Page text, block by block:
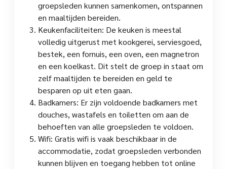
groepsleden kunnen samenkomen, ontspannen
en maaltijden bereiden.
Keukenfaciliteiten: De keuken is meestal
volledig uitgerust met kookgerei, serviesgoed,
bestek, een fornuis, een oven, een magnetron
en een koelkast. Dit stelt de groep in staat om
zelf maaltijden te bereiden en geld te
besparen op uit eten gaan.
Badkamers: Er zijn voldoende badkamers met
douches, wastafels en toiletten om aan de
behoeften van alle groepsleden te voldoen.
Wifi: Gratis wifi is vaak beschikbaar in de
accommodatie, zodat groepsleden verbonden
kunnen blijven en toegang hebben tot online